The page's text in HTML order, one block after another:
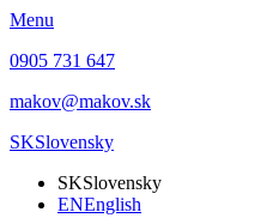
Menu
0905 731 647
makov@makov.sk
SKSlovensky
SKSlovensky
ENEnglish